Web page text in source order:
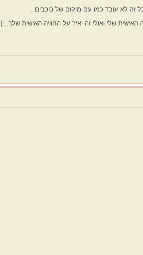
זה לא עובד כמו עם מיקום של כוכבים..
שלי ואולי זה יאיר על החוויה האישית שלך..:)